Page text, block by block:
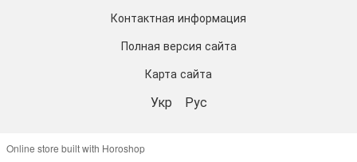
Контактная информация
Полная версия сайта
Карта сайта
Укр Рус
Online store built with Horoshop